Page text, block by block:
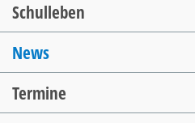
Schulleben
News
Termine